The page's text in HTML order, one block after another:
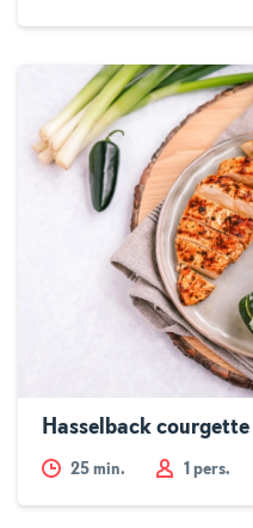
Hasselback
25 min. 1 pers.